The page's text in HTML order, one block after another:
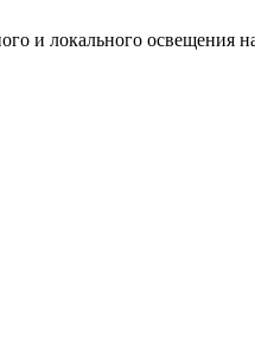
и локального освещения